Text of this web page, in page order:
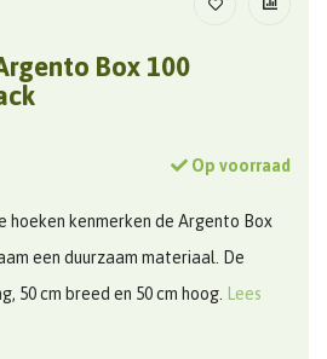
Box 100
Op voorraad
hoeken kenmerken de Argento Box
een duurzaam materiaal. De
50 cm breed en 50 cm hoog. Lees